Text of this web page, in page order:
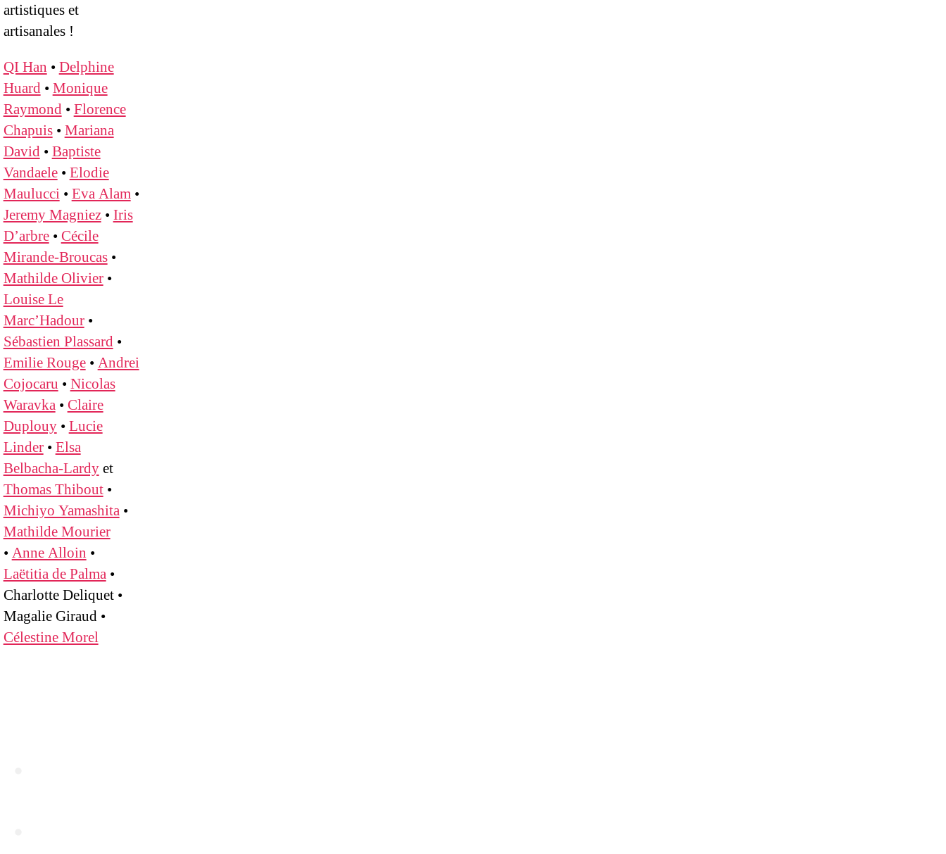
artistiques et
artisanales !
QI Han •Delphine
Huard•Monique
Raymond•Florence
Chapuis•Mariana
David•Baptiste
Vandaele•Elodie
Maulucci•Eva Alam•
Jeremy Magniez•Iris
D’arbre•Cécile
Mirande-Broucas•
Mathilde Olivier•
Louise Le
Marc’Hadour•
Sébastien Plassard•
Emilie Rouge•Andrei
Cojocaru •Nicolas
Waravka•Claire
Duplouy•Lucie
Linder•Elsa
Belbacha-Lardyet
Thomas Thibout•
Michiyo Yamashita•
Mathilde Mourier
•Anne Alloin •
Laëtitia de Palma•
Charlotte Deliquet •
Magalie Giraud •
Célestine Morel